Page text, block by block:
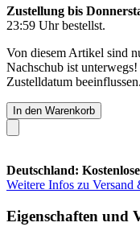
Zustellung bis
23:59 Uhrbestellst.
Von diesem Artikel sind
Nachschub ist
Zustelldatum beeinflussen.
In den Warenkorb
Deutschland:
Weitere Infos zu
Eigenschaften und